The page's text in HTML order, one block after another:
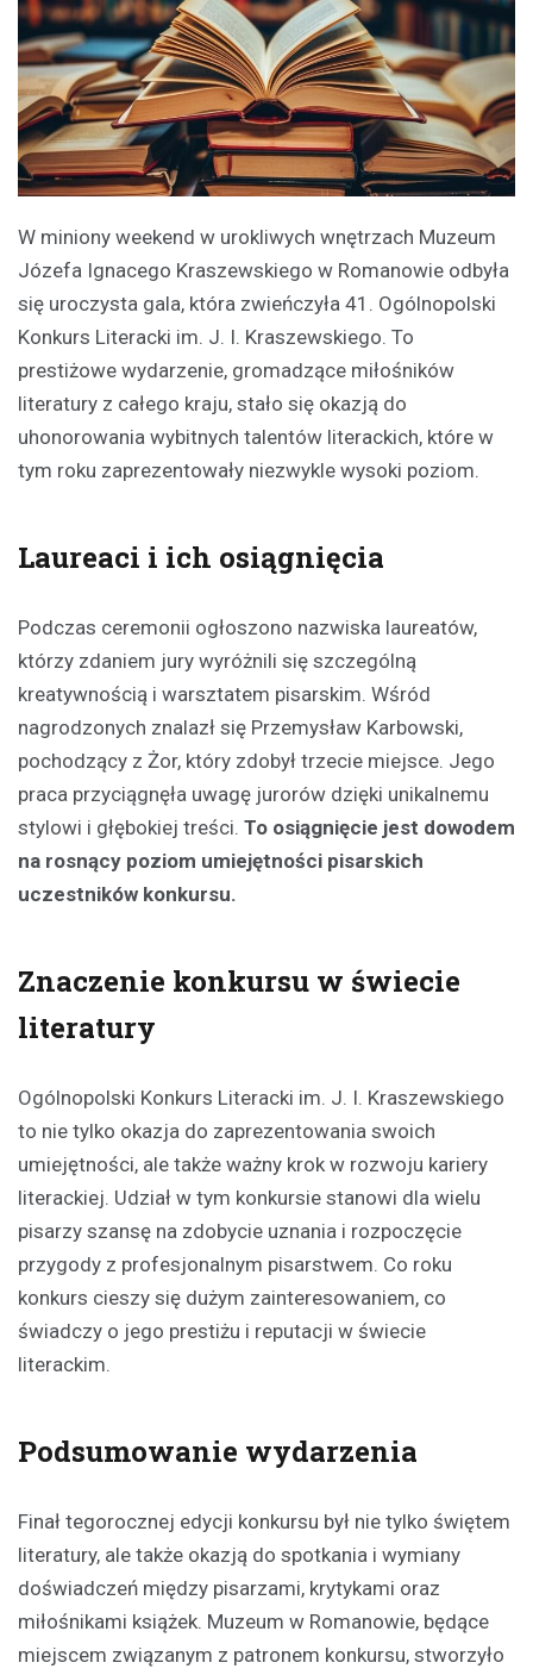
W miniony weekend w urokliwych wnętrzach Muzeum
Józefa Ignacego Kraszewskiego w Romanowie odbyła
się uroczysta gala, która zwieńczyła 41. Ogólnopolski
Konkurs Literacki im. J. I. Kraszewskiego. To
prestiżowe wydarzenie, gromadzące miłośników
literatury z całego kraju, stało się okazją do
uhonorowania wybitnych talentów literackich, które w
tym roku zaprezentowały niezwykle wysoki poziom.
Laureaci i ich osiągnięcia
Podczas ceremonii ogłoszono nazwiska laureatów,
którzy zdaniem jury wyróżnili się szczególną
kreatywnością i warsztatem pisarskim. Wśród
nagrodzonych znalazł się Przemysław Karbowski,
pochodzący z Żor, który zdobył trzecie miejsce. Jego
praca przyciągnęła uwagę jurorów dzięki unikalnemu
stylowi i głębokiej treści. To osiągnięcie jest dowodem
na rosnący poziom umiejętności pisarskich
uczestników konkursu.
Znaczenie konkursu w świecie
literatury
Ogólnopolski Konkurs Literacki im. J. I. Kraszewskiego
to nie tylko okazja do zaprezentowania swoich
umiejętności, ale także ważny krok w rozwoju kariery
literackiej. Udział w tym konkursie stanowi dla wielu
pisarzy szansę na zdobycie uznania i rozpoczęcie
przygody z profesjonalnym pisarstwem. Co roku
konkurs cieszy się dużym zainteresowaniem, co
świadczy o jego prestiżu i reputacji w świecie
literackim.
Podsumowanie wydarzenia
Finał tegorocznej edycji konkursu był nie tylko świętem
literatury, ale także okazją do spotkania i wymiany
doświadczeń między pisarzami, krytykami oraz
miłośnikami książek. Muzeum w Romanowie, będące
miejscem związanym z patronem konkursu, stworzyło